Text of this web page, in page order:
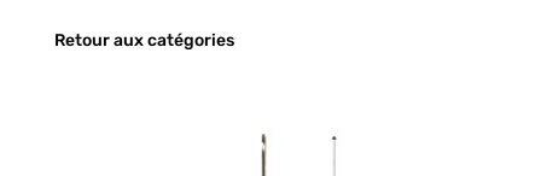
Retour aux catégories